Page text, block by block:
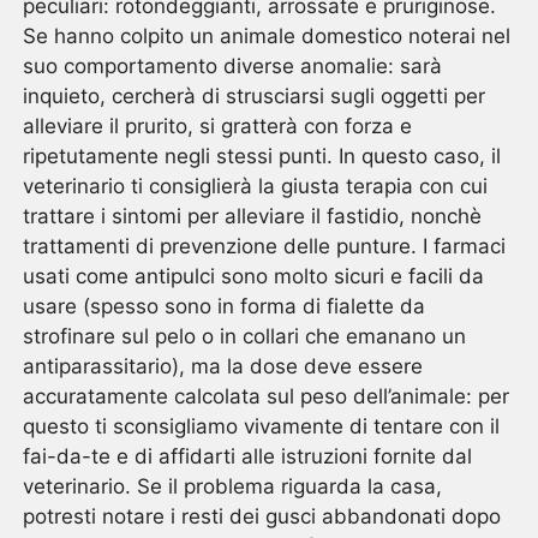
peculiari: rotondeggianti, arrossate e pruriginose.
Se hanno colpito un animale domestico noterai nel
suo comportamento diverse anomalie: sarà
inquieto, cercherà di strusciarsi sugli oggetti per
alleviare il prurito, si gratterà con forza e
ripetutamente negli stessi punti. In questo caso, il
veterinario ti consiglierà la giusta terapia con cui
trattare i sintomi per alleviare il fastidio, nonchè
trattamenti di prevenzione delle punture. I farmaci
usati come antipulci sono molto sicuri e facili da
usare (spesso sono in forma di fialette da
strofinare sul pelo o in collari che emanano un
antiparassitario), ma la dose deve essere
accuratamente calcolata sul peso dell’animale: per
questo ti sconsigliamo vivamente di tentare con il
fai-da-te e di affidarti alle istruzioni fornite dal
veterinario. Se il problema riguarda la casa,
potresti notare i resti dei gusci abbandonati dopo